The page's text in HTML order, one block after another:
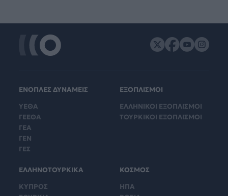
ΕΝΟΠΛΕΣ ΔΥΝΑΜΕΙΣ
ΥΕΘΑ
ΓΕΕΘΑ
ΓΕΑ
ΓΕΝ
ΓΕΣ
ΕΞΟΠΛΙΣΜΟΙ
ΕΛΛΗΝΙΚΟΙ ΕΞΟΠΛΙΣΜΟΙ
ΤΟΥΡΚΙΚΟΙ ΕΞΟΠΛΙΣΜΟΙ
ΕΛΛΗΝΟΤΟΥΡΚΙΚΑ
ΚΥΠΡΟΣ
ΚΟΣΜΟΣ
ΗΠΑ